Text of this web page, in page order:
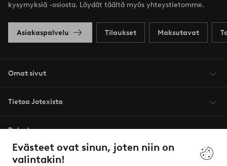
Evästeet ovat sinun, joten niin on
valintakin!
kysymyksiä -osiosta. Löydät täältä myös yhteystietomme.
Asiakaspalvelu Tilaukset Maksutavat
Omat sivut
Tietoa Jotexista
Palvelumme
Ehdot